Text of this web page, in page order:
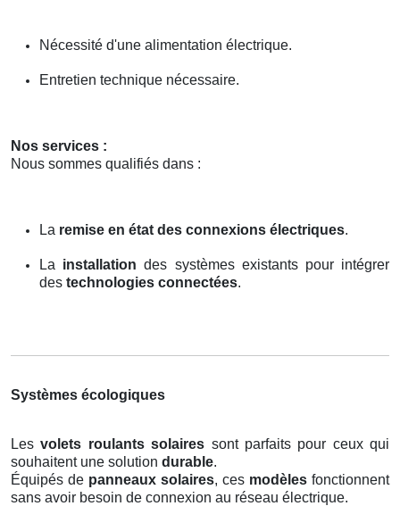
Nécessité d'une alimentation électrique.
Entretien technique nécessaire.
Nos services :
Nous sommes qualifiés dans :
La remise en état des connexions électriques.
La installation des systèmes existants pour intégrer
des technologies connectées.
Systèmes écologiques
Lesvolets roulants solaires sont parfaits pour ceux qui
souhaitent une solution durable.
Équipés de panneaux solaires, ces modèles fonctionnent
sans avoir besoin de connexion au réseau électrique.